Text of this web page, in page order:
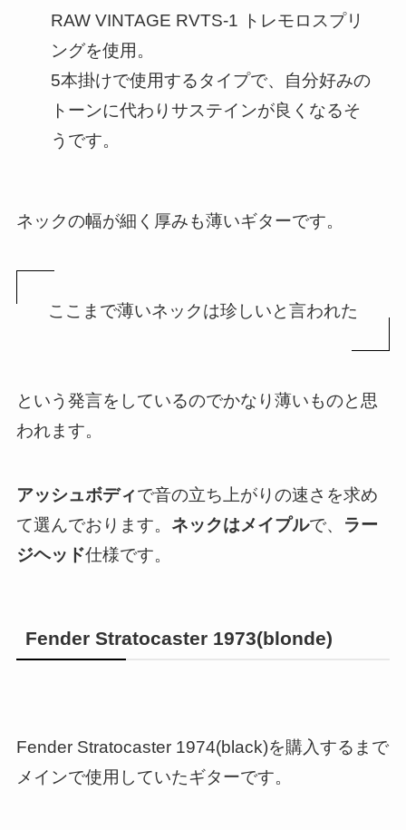
RAW VINTAGE RVTS-1 トレモロスプリ
ングを使用。
5本掛けで使用するタイプで、自分好みの
トーンに代わりサステインが良くなるそ
うです。
ネックの幅が細く厚みも薄いギターです。
ここまで薄いネックは珍しいと言われた
という発言をしているのでかなり薄いものと思
われます。
アッシュボディで音の立ち上がりの速さを求め
て選んでおります。 ネックはメイプルで、 ラー
ジヘッド仕様です。
Fender Stratocaster 1973(blonde)
Fender Stratocaster 1974(black)を購入するまで
メインで使用していたギターです。